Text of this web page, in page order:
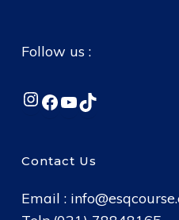
Follow us :
Instagram
Facebook
YouTube
TikTok
Contact Us
Email :